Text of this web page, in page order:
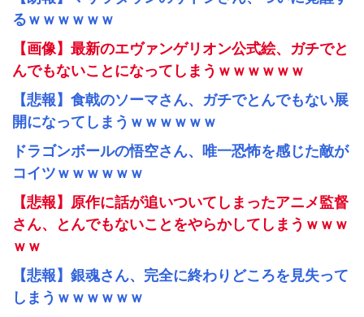
るｗｗｗｗｗｗ
【画像】最新のエヴァンゲリオン公式絵、ガチでと
んでもないことになってしまうｗｗｗｗｗｗ
【悲報】食戟のソーマさん、ガチでとんでもない展
開になってしまうｗｗｗｗｗｗ
ドラゴンボールの悟空さん、唯一恐怖を感じた敵が
コイツｗｗｗｗｗｗ
【悲報】原作に話が追いついてしまったアニメ監督
さん、とんでもないことをやらかしてしまうｗｗｗ
ｗｗ
【悲報】銀魂さん、完全に終わりどころを見失って
しまうｗｗｗｗｗｗ